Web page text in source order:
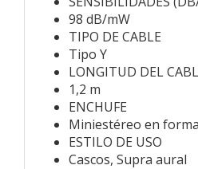
98 dB/mW
TIPO DE CABLE
Tipo Y
LONGITUD DEL
1,2 m
ENCHUFE
Miniestéreo en
ESTILO DE USO
Cascos, Supra aural